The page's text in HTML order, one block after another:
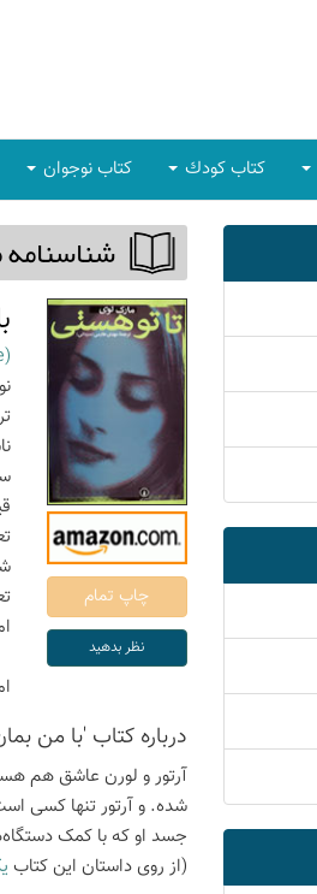
كتاب كودك كتاب نوجوان
(If Only It Were True)
درباره كتاب 'با من
آرتور و لورن عاشق هم
شده. و آرتور تنها کسی
جسد او که با کمک
(از روی داستان این کتاب